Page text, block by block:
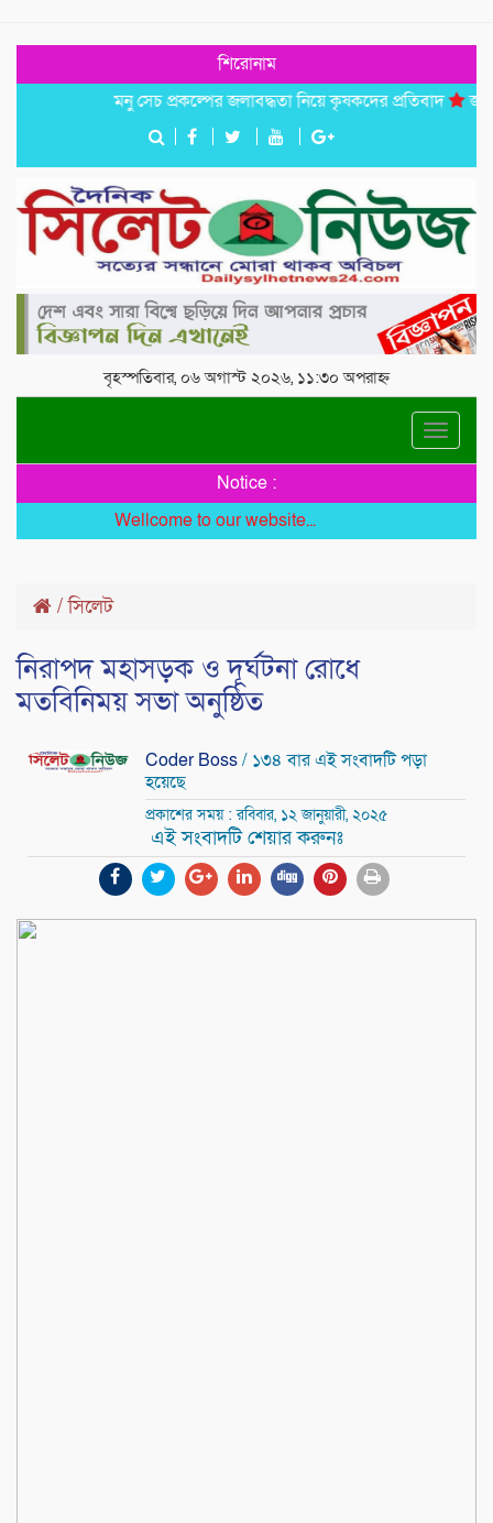
শিরোনাম
মনু সেচ প্রকল্পের জলাবদ্ধতা নিয়ে কৃষকদের প্রতিবাদ
বৃহস্পতিবার, ০৬ অগাস্ট ২০২৬, ১১:৩০ অপরাহ্ন
Toggle
Notice :
Wellcome to our website...
/সিলেট
নিরাপদ মহাসড়ক ও দূর্ঘটনা রোধে
মতবিনিময় সভা অনুষ্ঠিত
Coder Boss/ ১৩৪ বার এই সংবাদটি পড়া
হয়েছে
প্রকাশের সময় : রবিবার, ১২ জানুয়ারী, ২০২৫
এই সংবাদটি শেয়ার করুনঃ